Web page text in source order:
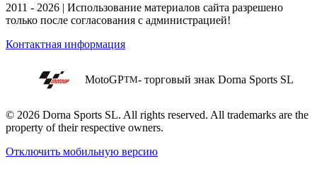
2011 - 2026 | Использование материалов сайта разрешено
только после согласования с администрацией!
Контактная информация
MotoGPTM- торговый знак Dorna Sports SL
© 2026 Dorna Sports SL. All rights reserved. All trademarks are the
property of their respective owners.
Отключить мобильную версию